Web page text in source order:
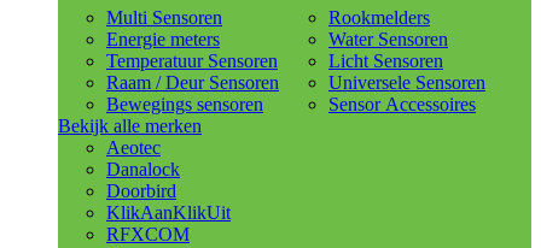
Multi Sensoren
Energie meters
Temperatuur Sensoren
Raam / Deur Sensoren
Bewegings sensoren
Rookmelders
Water Sensoren
Licht Sensoren
Universele Sensoren
Sensor Accessoires
Bekijk alle merken
Aeotec
Danalock
Doorbird
KlikAanKlikUit
RFXCOM